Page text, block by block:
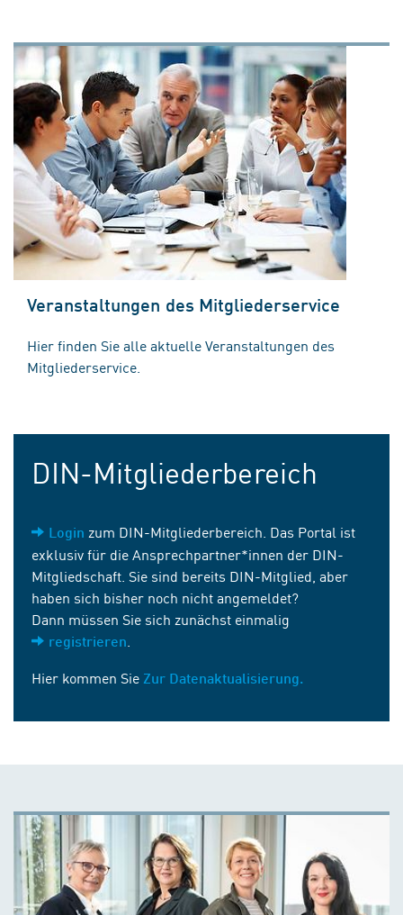
Veranstaltungen des Mitgliederservice
Hier finden Sie alle aktuelle Veranstaltungen des
Mitgliederservice.
DIN-Mitgliederbereich
Login zum DIN-Mitgliederbereich. Das Portal ist
exklusiv für die Ansprechpartner*innen der DIN-
Mitgliedschaft. Sie sind bereits DIN-Mitglied, aber
haben sich bisher noch nicht angemeldet?
Dann müssen Sie sich zunächst einmalig
registrieren
Hier kommen Sie Zur Datenaktualisierung.